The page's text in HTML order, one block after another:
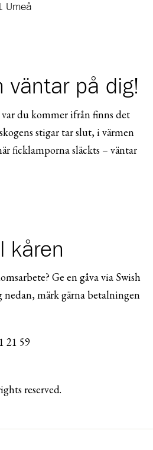
Umeå
väntar på dig!
du kommer ifrån finns det
stigar tar slut, i värmen
ficklamporna släckts – väntar
kåren
Ge en gåva via Swish
märk gärna betalningen
21 59
reserved.